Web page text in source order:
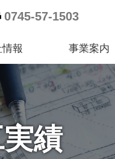
0745-57-1503
報 事業案内
績